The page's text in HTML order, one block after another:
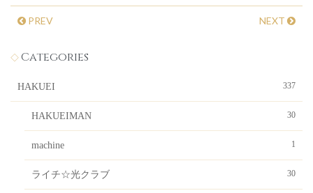
PREV NEXT
Categories
HAKUEI 337
HAKUEIMAN 30
machine 1
ライチ☆光クラブ 30